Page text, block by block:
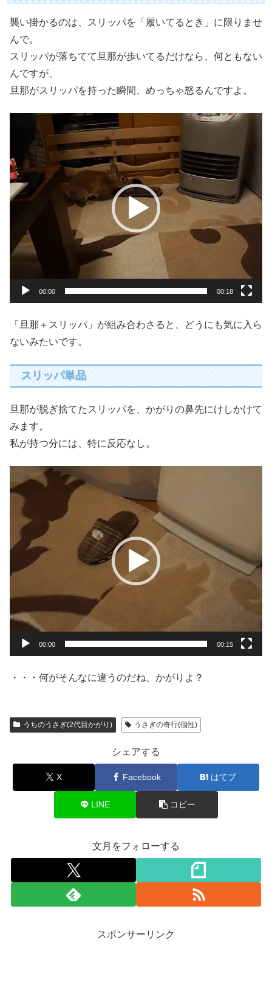
襲い掛かるのは、スリッパを「履いてるとき」に限りませ
んで。
スリッパが落ちてて旦那が歩いてるだけなら、何ともない
んですが、
旦那がスリッパを持った瞬間、めっちゃ怒るんですよ。
レ
ー
ヤ
00:00 00:18
「旦那＋スリッパ」が組み合わさると、どうにも気に入ら
ないみたいです。
スリッパ単品
旦那が脱ぎ捨てたスリッパを、かがりの鼻先にけしかけて
みます。
私が持つ分には、特に反応なし。
画
ー
ー
00:00 00:15
・・・何がそんなに違うのだね、かがりよ？
うちのうさぎ(2代目かがり) うさぎの奇行(個性)
シェアする
X Facebook はてブ
LINE コピー
文月をフォローする
スポンサーリンク